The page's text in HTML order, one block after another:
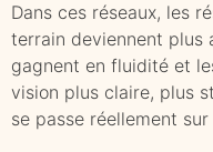
Dans ces réseaux, les
terrain deviennent plus
gagnent en fluidité et
vision plus claire, plus
se passe réellement